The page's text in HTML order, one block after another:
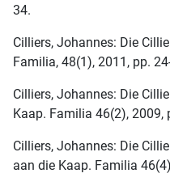
34.
Cilliers, Johannes: Die
Familia, 48(1), 2011, pp.
Cilliers, Johannes: Die
Kaap. Familia 46(2), 2009,
Cilliers, Johannes: Die
aan die Kaap. Familia